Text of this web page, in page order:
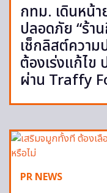
กทม. เดินหน้า
ปลอดภัย “ร้า
เช็กลิสต์ควา
ต้องเร่งแก้ไข
ผ่าน Traffy
PR NEWS